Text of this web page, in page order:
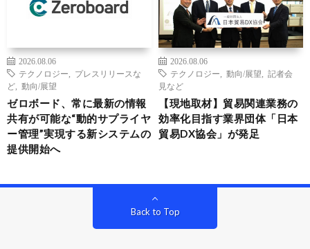
2026.08.06
テクノロジー
プレスリリースな
ど
動向/展望
ゼロボード、常に最新の情報
共有が可能な“動的サプライヤ
ー管理”実現する新システムの
提供開始へ
2026.08.06
テクノロジー
動向/展望
記者会
見など
【現地取材】貿易関連業務の
効率化目指す業界団体「日本
貿易DX協会」が発足
Back to Top